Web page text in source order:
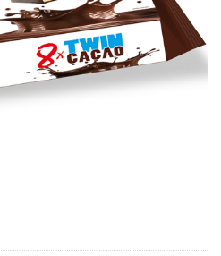
Add to
wishlist